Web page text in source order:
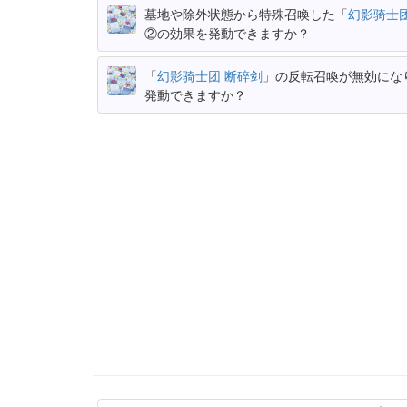
墓地や除外状態から特殊召喚した「幻影骑士
②の効果を発動できますか？
「幻影骑士团 断碎剑 」の反転召喚が無効に
発動できますか？